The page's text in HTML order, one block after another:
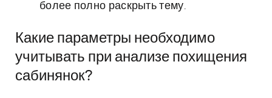
более полно раскрыть тему.
Какие параметры необходимо
учитывать при анализе похищения
сабинянок?